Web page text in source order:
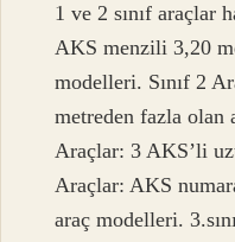
1 ve 2 sınıf araçlar
AKS menzili 3,20
modelleri. Sınıf 2
metreden fazla olan
Araçlar: 3 AKS’li
Araçlar: AKS
araç modelleri.